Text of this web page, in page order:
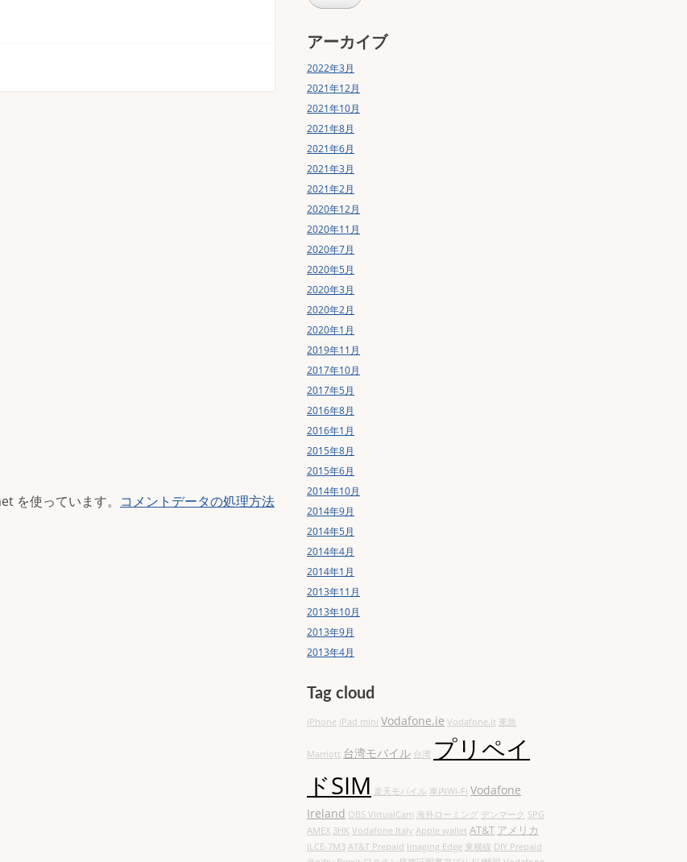
を使っています。 コメントデータの処理方法
ド
ス
アーカイブ
2022年3月
2021年12月
2021年10月
2021年8月
2021年6月
2021年3月
2021年2月
2020年12月
2020年11月
2020年7月
2020年5月
2020年3月
2020年2月
2020年1月
2019年11月
2017年10月
2017年5月
2016年8月
2016年1月
2015年8月
2015年6月
2014年10月
2014年9月
2014年5月
2014年4月
2014年1月
2013年11月
2013年10月
2013年9月
2013年4月
Tag cloud
iPhone iPad mini Vodafone.ie Vodafone.it 東急
Marriott 台湾モバイル 台湾 プリペイ
ドSIM 楽天モバイル 車内Wi-Fi Vodafone
Ireland OBS VirtualCam 海外ローミング デンマーク SPG
AMEX 3HK Vodafone Italy Apple wallet AT&T アメリカ
ILCE-7M3 AT&T Prepaid Imaging Edge 東横線 DIY Prepaid